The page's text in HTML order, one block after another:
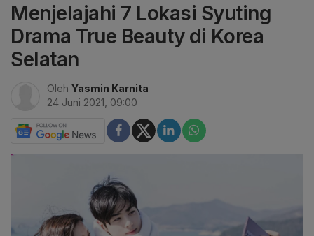
Menjelajahi 7 Lokasi Syuting
Drama True Beauty di Korea
Selatan
Oleh Yasmin Karnita
24 Juni 2021, 09:00